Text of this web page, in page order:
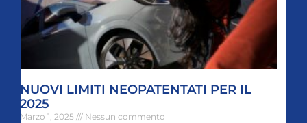
NUOVI LIMITI NEOPATENTATI PER IL
2025
Marzo 1, 2025 Nessun commento